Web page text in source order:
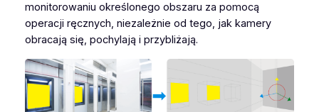
monitorowaniu określonego obszaru za pomocą
operacji ręcznych, niezależnie od tego, jak kamery
obracają się, pochylają i przybliżają.